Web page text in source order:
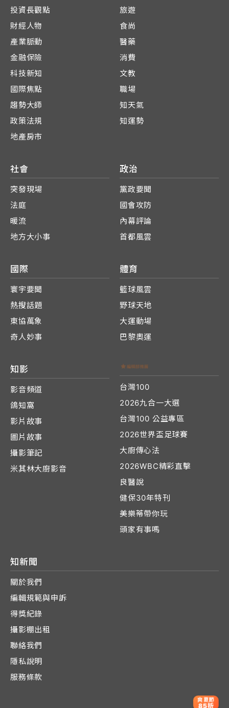
投資長觀點
財經人物
產業脈動
金融保險
科技新知
國際焦點
趨勢大師
政策法規
地產房市
旅遊
食尚
醫藥
消費
文教
職場
知天氣
知運勢
社會
突發現場
法庭
暖流
地方大小事
政治
黨政要聞
國會攻防
內幕評論
首都風雲
國際
寰宇要聞
熱搜話題
東協萬象
奇人妙事
體育
籃球風雲
野球天地
大運動場
巴黎奧運
知影
影音頻道
鴿知窩
影片故事
圖片故事
攝影筆記
米其林大廚影音
台灣100
2026九合一大選
台灣100 公益專區
2026世界盃足球賽
大廚傳心法
2026WBC精彩直擊
良醫說
健保30年特刊
美樂蒂帶你玩
頭家有事嗎
知新聞
關於我們
編輯規範與申訴
得獎紀錄
攝影棚出租
聯絡我們
隱私說明
服務條款
爽夏節
85折